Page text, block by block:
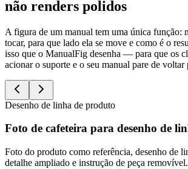
não renders polidos
A figura de um manual tem uma única função:
tocar, para que lado ela se move e como é o
isso que o ManualFig desenha — para que os
acionar o suporte e o seu manual pare de voltar
Desenho de linha de produto
Foto de cafeteira para desenho de
Foto do produto como referência, desenho de
detalhe ampliado e instrução de peça removível.